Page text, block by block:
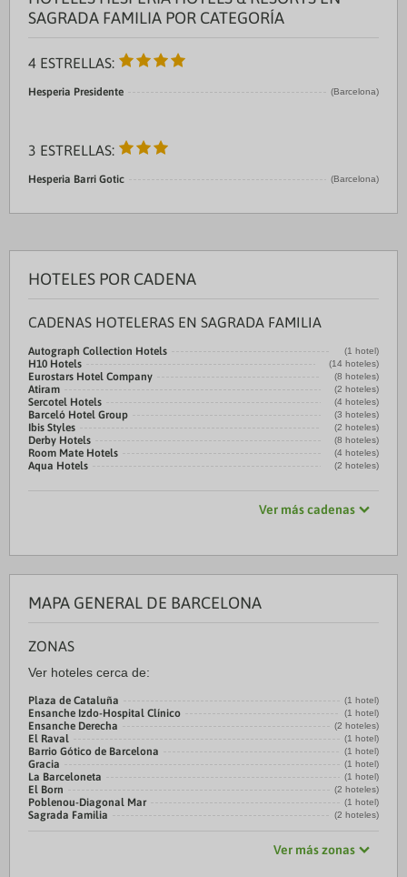
SAGRADA FAMILIA POR CATEGORÍA
4 ESTRELLAS:
Hesperia Presidente (Barcelona)
3 ESTRELLAS:
Hesperia Barri Gotic (Barcelona)
HOTELES POR CADENA
CADENAS HOTELERAS EN SAGRADA FAMILIA
Autograph Collection Hotels (1 hotel)
H10 Hotels (14 hoteles)
Eurostars Hotel Company (8 hoteles)
Atiram (2 hoteles)
Sercotel Hotels (4 hoteles)
Barceló Hotel Group (3 hoteles)
Ibis Styles (2 hoteles)
Derby Hotels (8 hoteles)
Room Mate Hotels (4 hoteles)
Aqua Hotels (2 hoteles)
Ver más cadenas
MAPA GENERAL DE BARCELONA
ZONAS
Ver hoteles cerca de:
Plaza de Cataluña (1 hotel)
Ensanche Izdo-Hospital Clínico (1 hotel)
Ensanche Derecha (2 hoteles)
El Raval (1 hotel)
Barrio Gótico de Barcelona (1 hotel)
Gracia (1 hotel)
La Barceloneta (1 hotel)
El Born (2 hoteles)
Poblenou-Diagonal Mar (1 hotel)
Sagrada Familia (2 hoteles)
Ver más zonas